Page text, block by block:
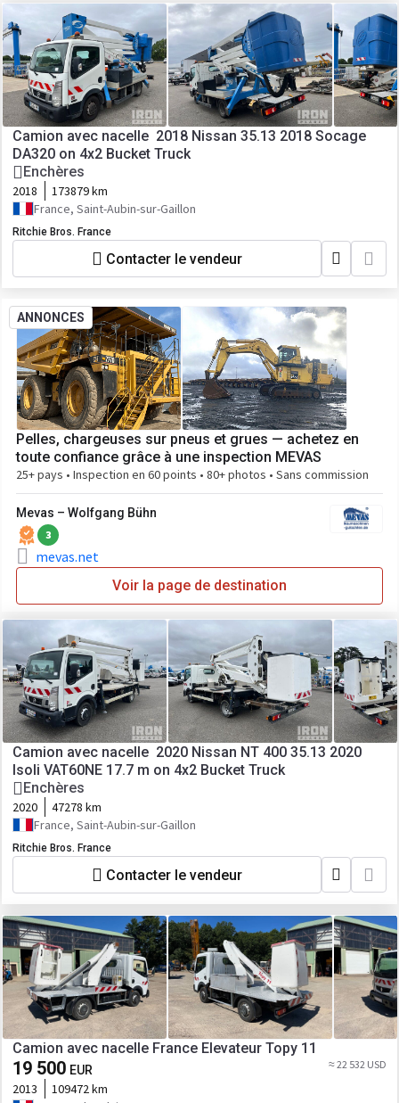
Camion avec nacelle 2018 Nissan 35.13 2018 Socage
DA320 on 4x2 Bucket Truck
Enchères
2018
173879 km
France, Saint-Aubin-sur-Gaillon
Ritchie Bros. France
Contacter le vendeur
ANNONCES
Pelles, chargeuses sur pneus et grues — achetez en
toute confiance grâce à une inspection MEVAS
25+ pays • Inspection en 60 points • 80+ photos • Sans commission
Mevas – Wolfgang Bühn
3
mevas.net
Voir la page de destination
Camion avec nacelle 2020 Nissan NT 400 35.13 2020
Isoli VAT60NE 17.7 m on 4x2 Bucket Truck
Enchères
2020
47278 km
France, Saint-Aubin-sur-Gaillon
Ritchie Bros. France
Contacter le vendeur
Camion avec nacelle France Elevateur Topy 11
19 500 EUR ≈ 22 532 USD
2013
109472 km